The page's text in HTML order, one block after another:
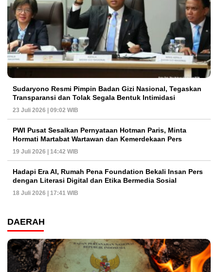
Sudaryono Resmi Pimpin Badan Gizi Nasional, Tegaskan
Transparansi dan Tolak Segala Bentuk Intimidasi
23 Juli 2026 | 09:02 WIB
PWI Pusat Sesalkan Pernyataan Hotman Paris, Minta
Hormati Martabat Wartawan dan Kemerdekaan Pers
19 Juli 2026 | 14:42 WIB
Hadapi Era AI, Rumah Pena Foundation Bekali Insan Pers
dengan Literasi Digital dan Etika Bermedia Sosial
18 Juli 2026 | 17:41 WIB
DAERAH